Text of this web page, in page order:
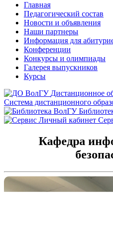
Главная
Педагогический состав
Новости и объявления
Наши партнеры
Информация для
Конференции
Конкурсы и олимпиады
Галерея выпускников
Курсы
Дистанционное
Система дистанционного
Кафедра